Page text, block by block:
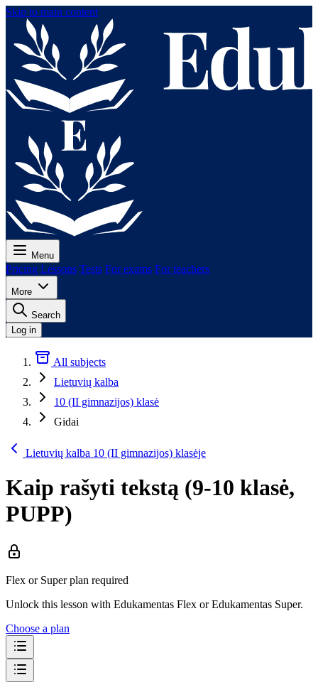
Skip to main content
Menu
Pricing Lessons Tests For exams For teachers
More
Search
Log in
All subjects
Lietuvių kalba
10 (II gimnazijos) klasė
Gidai
Lietuvių kalba 10 (II gimnazijos) klasėje
Kaip rašyti tekstą (9-10 klasė,
PUPP)
Flex or Super plan required
Unlock this lesson with Edukamentas Flex or Edukamentas Super.
Choose a plan